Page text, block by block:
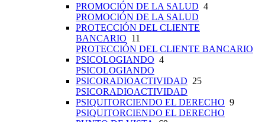
PROMOCIÓN DE LA SALUD 4
PROMOCIÓN DE LA SALUD
PROTECCIÓN DEL CLIENTE
BANCARIO 11
PROTECCIÓN DEL CLIENTE BANCARIO
PSICOLOGIANDO 4
PSICOLOGIANDO
PSICORADIOACTIVIDAD 25
PSICORADIOACTIVIDAD
PSIQUITORCIENDO EL DERECHO 9
PSIQUITORCIENDO EL DERECHO